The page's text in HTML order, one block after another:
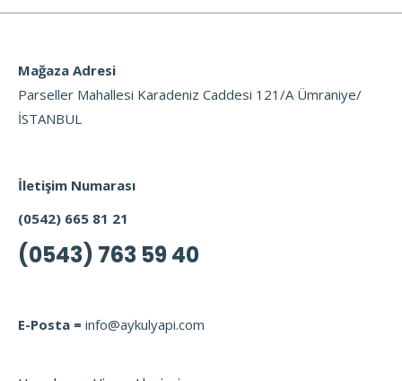
Mağaza Adresi
Parseller Mahallesi Karadeniz Caddesi 121/A Ümraniye/
İSTANBUL
İletişim Numarası
(0542) 665 81 21
(0543) 763 59 40
E-Posta = info@aykulyapi.com